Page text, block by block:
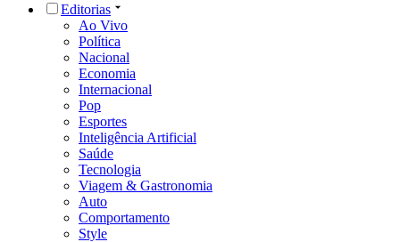
Editorias
Ao Vivo
Política
Nacional
Economia
Internacional
Pop
Esportes
Inteligência Artificial
Saúde
Tecnologia
Viagem & Gastronomia
Auto
Comportamento
Style